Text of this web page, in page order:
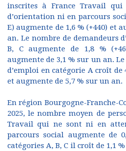
inscrites à France Travail
d’orientation ni en parcours
E) augmente de 1,6 % (+440) et
an. Le nombre de demandeurs
B, C augmente de 1,8 %
augmente de 3,1 % sur un an.
d’emploi en catégorie A croît de
et augmente de 5,7 % sur un an.
En région Bourgogne-Franche-
2025, le nombre moyen de
Travail qui ne sont ni en
parcours social augmente de
catégories A, B, C il croît de 1,1